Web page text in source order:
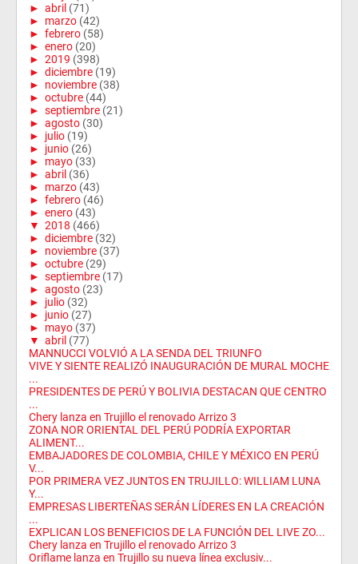
► abril (71)
► marzo (42)
► febrero (58)
► enero (20)
► 2019 (398)
► diciembre (19)
► noviembre (38)
► octubre (44)
► septiembre (21)
► agosto (30)
► julio (19)
► junio (26)
► mayo (33)
► abril (36)
► marzo (43)
► febrero (46)
► enero (43)
▼ 2018 (466)
► diciembre (32)
► noviembre (37)
► octubre (29)
► septiembre (17)
► agosto (23)
► julio (32)
► junio (27)
► mayo (37)
▼ abril (77)
MANNUCCI VOLVIÓ A LA SENDA DEL TRIUNFO
VIVE Y SIENTE REALIZÓ INAUGURACIÓN DE MURAL MOCHE
...
PRESIDENTES DE PERÚ Y BOLIVIA DESTACAN QUE CENTRO
...
Chery lanza en Trujillo el renovado Arrizo 3
ZONA NOR ORIENTAL DEL PERÚ PODRÍA EXPORTAR
ALIMENT...
EMBAJADORES DE COLOMBIA, CHILE Y MÉXICO EN PERÚ
V...
POR PRIMERA VEZ JUNTOS EN TRUJILLO: WILLIAM LUNA
Y...
EMPRESAS LIBERTEÑAS SERÁN LÍDERES EN LA CREACIÓN
...
EXPLICAN LOS BENEFICIOS DE LA FUNCIÓN DEL LIVE ZO...
Chery lanza en Trujillo el renovado Arrizo 3
Oriflame lanza en Trujillo su nueva línea exclusiv...